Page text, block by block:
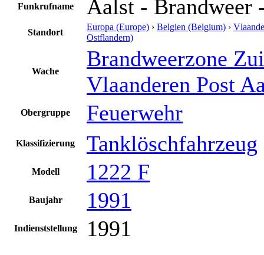
Funkrufname Aalst - Brandweer
Standort
Europa (Europe) › Belgien (Belgium) ›
Ostflandern)
Wache
Brandweerzone
Vlaanderen Post
Obergruppe Feuerwehr
Klassifizierung Tanklöschfahrzeug
Modell 1222 F
Baujahr 1991
Indienststellung
1991